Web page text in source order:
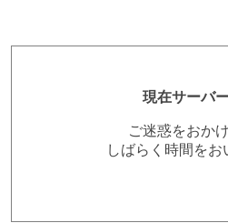
現在サーバ
ご迷惑をおか
しばらく時間を